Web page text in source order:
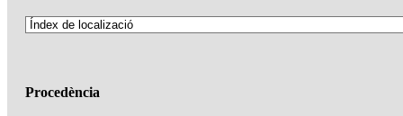
Procedència